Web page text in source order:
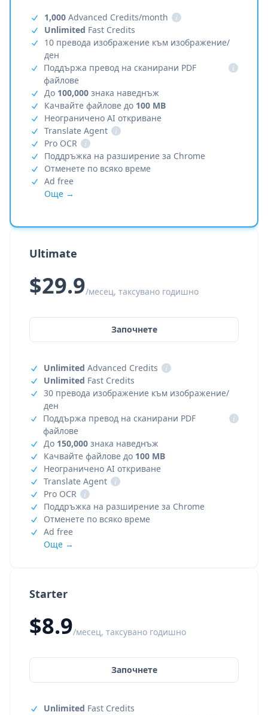
Starter
$8.9/месец, таксувано годишно
Започнете
Unlimited Fast Credits
1,000 Advanced Credits/month
i
Unlimited Fast Credits
10 превода изображение към изображение/
ден
Поддържа превод на сканирани PDF
файлове
i
До 100,000 знака наведнъж
Качвайте файлове до 100 MB
Неограничено AI откриване
Translate Agent
i
Pro OCR
i
Поддръжка на разширение за Chrome
Отменете по всяко време
Ad free
Още →
Ultimate
$29.9/месец, таксувано годишно
Започнете
Unlimited Advanced Credits
i
Unlimited Fast Credits
30 превода изображение към изображение/
ден
Поддържа превод на сканирани PDF
файлове
i
До 150,000 знака наведнъж
Качвайте файлове до 100 MB
Неограничено AI откриване
Translate Agent
i
Pro OCR
i
Поддръжка на разширение за Chrome
Отменете по всяко време
Ad free
Още →